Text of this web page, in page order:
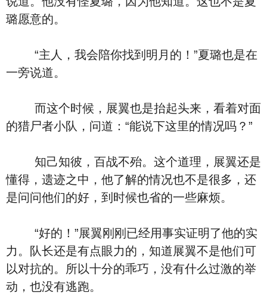
璐愿意的。
“主人，我会陪你找到明月的！”夏璐也是在
一旁说道。
而这个时候，展翼也是抬起头来，看着对面
的猎尸者小队，问道：“能说下这里的情况吗？”
知己知彼，百战不殆。这个道理，展翼还是
懂得，遗迹之中，他了解的情况也不是很多，还
是问问他们的好，到时候也省的一些麻烦。
“好的！”展翼刚刚已经用事实证明了他的实
力。队长还是有点眼力的，知道展翼不是他们可
以对抗的。所以十分的乖巧，没有什么过激的举
动，也没有逃跑。